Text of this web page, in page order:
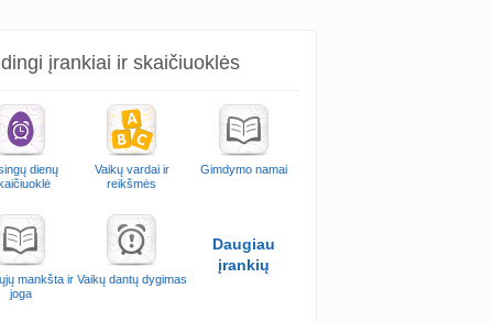
įrankiai ir skaičiuoklės
dienų
Vaikų vardai ir
reikšmės
Gimdymo namai
mankšta ir
joga
Vaikų dantų dygimas
Daugiau
įrankių